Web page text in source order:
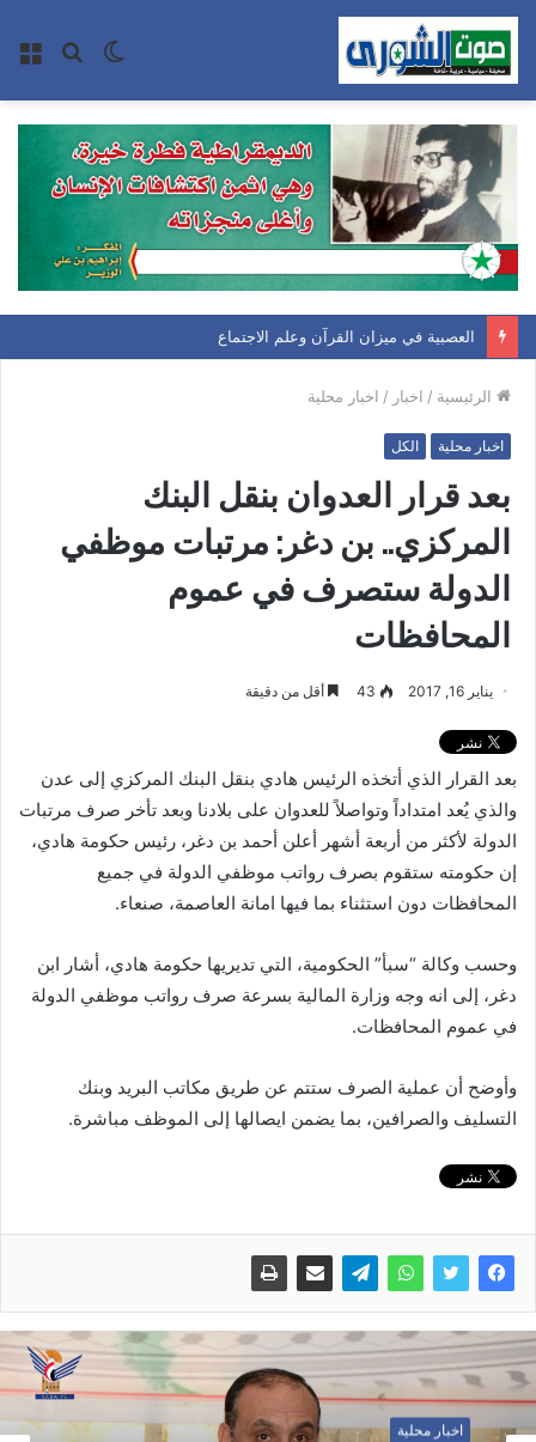
بحث الوضع
الرئيسية / اخبار / اخبار محلية
اخبار محلية الكل
بعد قرار العدوان بنقل البنك
المركزي.. بن دغر: مرتبات موظفي
الدولة ستصرف في عموم
المحافظات
يناير 16, 2017 43 أقل من دقيقة
بعد القرار الذي أتخذه الرئيس هادي بنقل البنك المركزي إلى عدن
والذي يُعد امتداداً وتواصلاً للعدوان على بلادنا وبعد تأخر صرف مرتبات
الدولة لأكثر من أربعة أشهر أعلن أحمد بن دغر، رئيس حكومة هادي،
إن حكومته ستقوم بصرف رواتب موظفي الدولة في جميع
المحافظات دون استثناء بما فيها امانة العاصمة، صنعاء.
وحسب وكالة “سبأ” الحكومية، التي تديريها حكومة هادي، أشار ابن
دغر، إلى انه وجه وزارة المالية بسرعة صرف رواتب موظفي الدولة
في عموم المحافظات.
وأوضح أن عملية الصرف ستتم عن طريق مكاتب البريد وبنك
التسليف والصرافين، بما يضمن ايصالها إلى الموظف مباشرة.
اخبار محلية